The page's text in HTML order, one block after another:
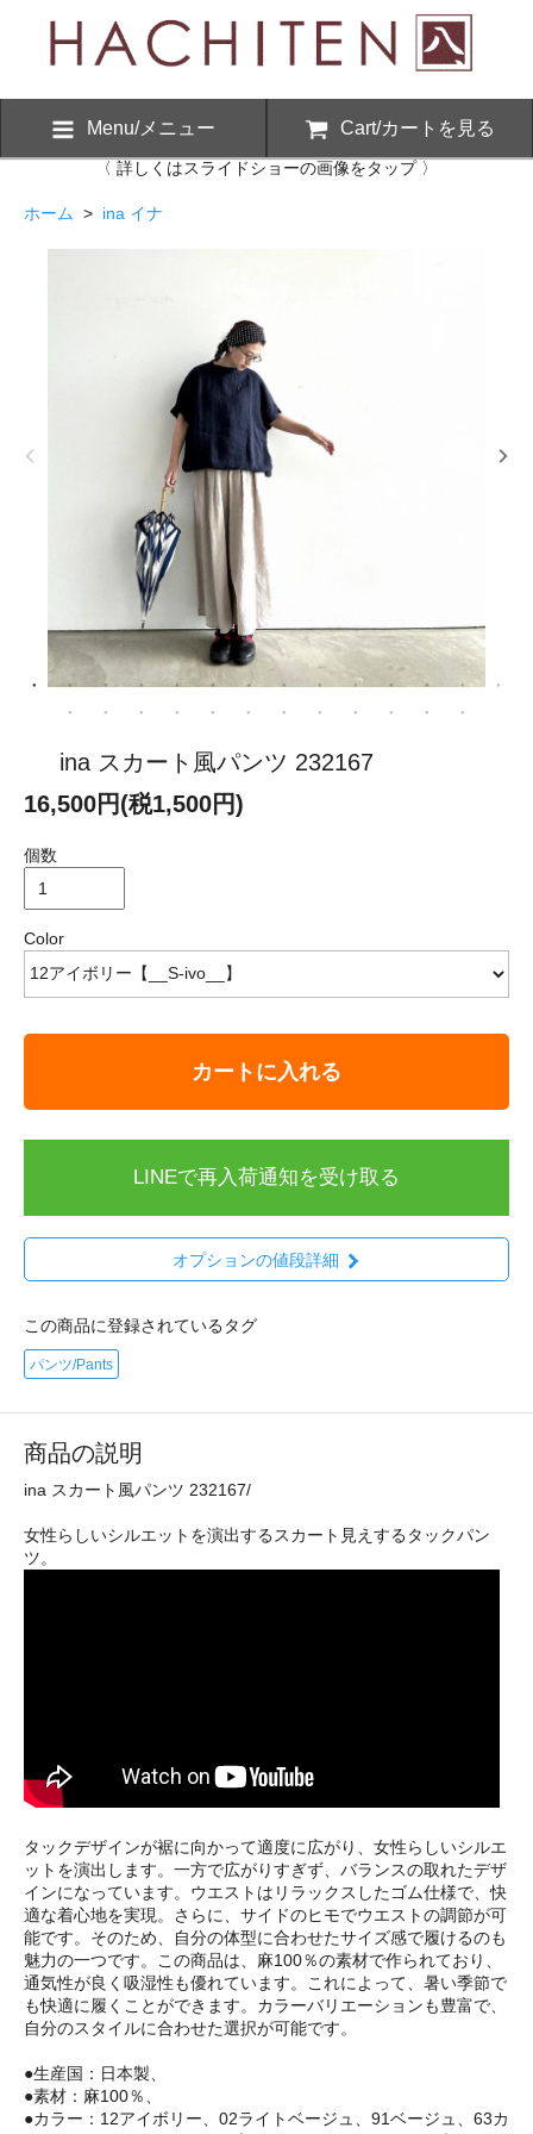
Menu/メニュー Cart/カートを見る
〈 詳しくはスライドショーの画像をタップ 〉
ホーム > ina イナ
ina スカート風パンツ 232167
16,500円(税1,500円)
個数
Color
カートに入れる
LINEで再入荷通知を受け取る
オプションの値段詳細
この商品に登録されているタグ
パンツ/Pants
商品の説明
ina スカート風パンツ 232167/
女性らしいシルエットを演出するスカート見えするタックパン
ツ。
タックデザインが裾に向かって適度に広がり、女性らしいシルエ
ットを演出します。一方で広がりすぎず、バランスの取れたデザ
インになっています。ウエストはリラックスしたゴム仕様で、快
適な着心地を実現。さらに、サイドのヒモでウエストの調節が可
能です。そのため、自分の体型に合わせたサイズ感で履けるのも
魅力の一つです。この商品は、麻100％の素材で作られており、
通気性が良く吸湿性も優れています。これによって、暑い季節で
も快適に履くことができます。カラーバリエーションも豊富で、
自分のスタイルに合わせた選択が可能です。
●生産国：日本製、
●素材：麻100％、
●カラー：12アイボリー、02ライトベージュ、91ベージュ、63カ